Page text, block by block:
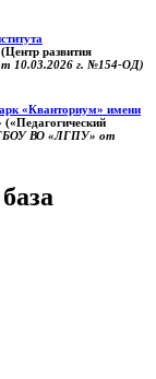
(Центр развития
10.03.2026 г. №154-ОД)
«Кванториум» имени
(«Педагогический
ВО «ЛГПУ» от